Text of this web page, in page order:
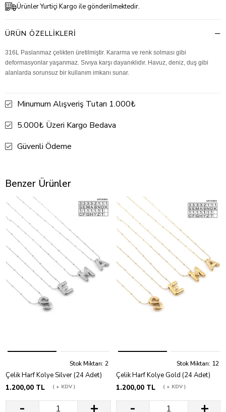
Ürünler Yurtiçi Kargo ile gönderilmektedir.
ÜRÜN ÖZELLIKLERI
316L Paslanmaz çelikten üretilmiştir. Kararma ve renk solması gibi
deformasyonlar yaşanmaz. Sıvıya karşı dayanıklıdır. Havuz, deniz, duş gibi
alanlarda sorunsuz bir kullanım imkanı sunar.
Minumum Alışveriş Tutarı 1.000₺
5.000₺ Üzeri Kargo Bedava
Güvenli Ödeme
Benzer Ürünler
Stok Miktarı: 2
Çelik Harf Kolye Silver (24 Adet)
1.200,00 TL
+ KDV
Stok Miktarı: 12
Çelik Harf Kolye Gold (24 Adet)
1.200,00 TL
+ KDV